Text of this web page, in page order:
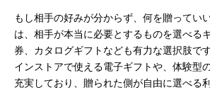
もし相手の好みが分からず、何を贈ってい
は、相手が本当に必要とするものを選べる
券、カタログギフトなども有力な選択肢で
インストアで使える電子ギフトや、体験型
充実しており、贈られた側が自由に選べる